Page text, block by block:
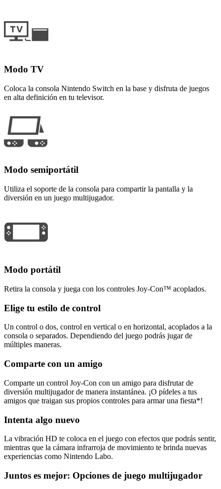
Modo TV
Coloca la consola Nintendo Switch en la base y disfruta de juegos
en alta definición en tu televisor.
Modo semiportátil
Utiliza el soporte de la consola para compartir la pantalla y la
diversión en un juego multijugador.
Modo portátil
Retira la consola y juega con los controles Joy‑Con™ acoplados.
Elige tu estilo de control
Un control o dos, control en vertical o en horizontal, acoplados a la
consola o separados. Dependiendo del juego podrás jugar de
múltiples maneras.
Comparte con un amigo
Comparte un control Joy-Con con un amigo para disfrutar de
diversión multijugador de manera instantánea. ¡O pídeles a tus
amigos que traigan sus propios controles para armar una fiesta*!
Intenta algo nuevo
La vibración HD te coloca en el juego con efectos que podrás sentir,
mientras que la cámara infrarroja de movimiento te brinda nuevas
experiencias como Nintendo Labo.
Juntos es mejor: Opciones de juego multijugador